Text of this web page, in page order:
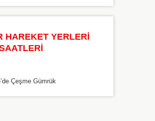
HAREKET YERLERİ
Çeşme Gümrük